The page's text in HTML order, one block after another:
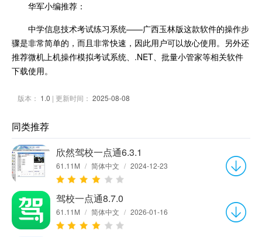
华军小编推荐：
中学信息技术考试练习系统——广西玉林版这款软件的操作步
骤是非常简单的，而且非常快速，因此用户可以放心使用。另外还
推荐微机上机操作模拟考试系统、.NET、批量小管家等相关软件
下载使用。
版本： 1.0 | 更新时间： 2025-08-08
同类推荐
欣然驾校一点通6.3.1
61.11M / 简体中文 / 2024-12-23
驾校一点通8.7.0
61.11M / 简体中文 / 2026-01-16